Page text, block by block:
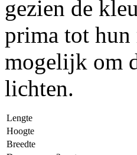
gezien de
prima tot hun
mogelijk om
lichten.
Lengte
Hoogte
Breedte